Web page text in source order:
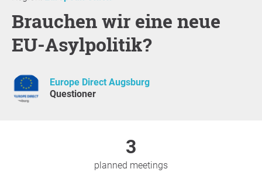
Brauchen wir eine neue
EU-Asylpolitik?
Europe Direct Augsburg
Questioner
3
planned meetings